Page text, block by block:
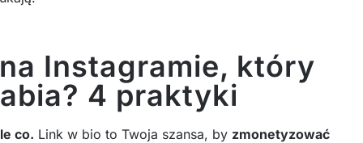
Instagramie, który
4 praktyki
co. Link w bio to Twoja szansa, by zmonetyzować